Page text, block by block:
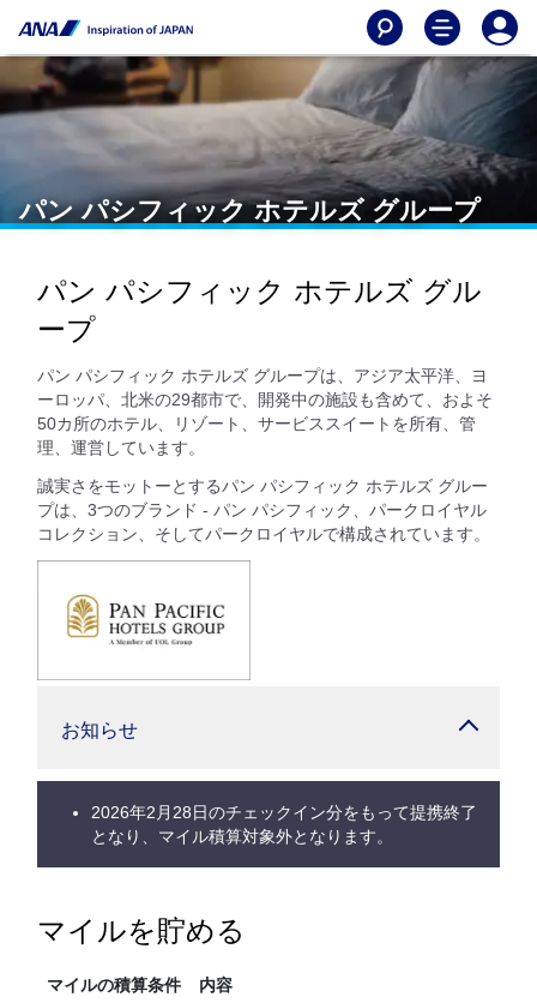
パン パシフィック ホテルズ グループ
パン パシフィック ホテルズ グル
ープ
パン パシフィック ホテルズ グループは、アジア太平洋、ヨ
ーロッパ、北米の29都市で、開発中の施設も含めて、およそ
50カ所のホテル、リゾート、サービススイートを所有、管
理、運営しています。
誠実さをモットーとするパン パシフィック ホテルズ グルー
プは、3つのブランド - パン パシフィック、パークロイヤル
コレクション、そしてパークロイヤルで構成されています。
お知らせ
2026年2月28日のチェックイン分をもって提携終了
となり、マイル積算対象外となります。
マイルを貯める
マイルの積算条件 内容